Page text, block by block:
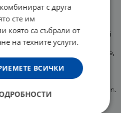
Citrate, Glycerin, Cetearyl
Oil, Butyrospermum Parkii
*Centaurea Cyanus
Phenoxyethanol, Dimethicone,
Alcohol,
Isopropyl Palmitate,
(Fragrance), Butylphenyl
Ionone, Linalool, Coumarin.
с друга
сте им
която са събрали от
на техните услуги.
ВСИЧКИ